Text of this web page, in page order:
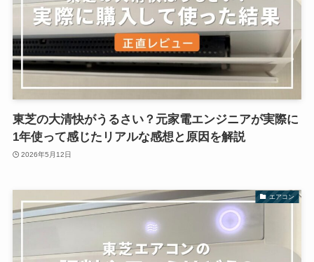
東芝の大清快がうるさい？元家電エンジニアが実際に
1年使って感じたリアルな感想と原因を解説
2026年5月12日
エアコン